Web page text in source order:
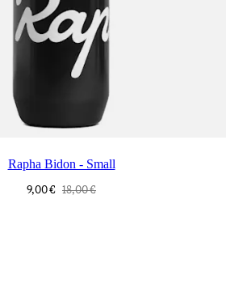
Rapha Bidon - Small
9,00 € 18,00 €